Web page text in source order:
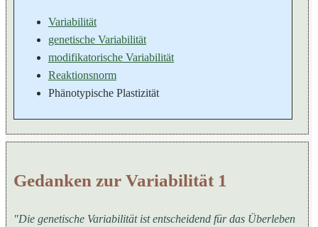
Variabilität
genetische Variabilität
modifikatorische Variabilität
Reaktionsnorm
Phänotypische Plastizität
Gedanken zur Variabilität 1
"Die genetische Variabilität ist entscheidend für das Überleben